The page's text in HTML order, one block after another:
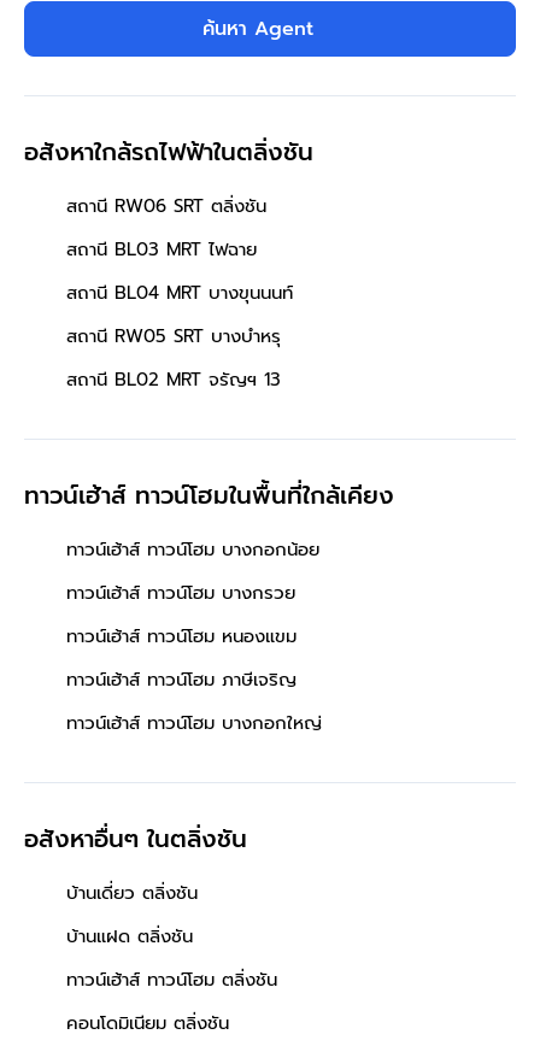
ค้นหา Agent
อสังหาใกล้รถไฟฟ้าในตลิ่งชัน
สถานี RW06 SRT ตลิ่งชัน
สถานี BL03 MRT ไฟฉาย
สถานี BL04 MRT บางขุนนนท์
สถานี RW05 SRT บางบำหรุ
สถานี BL02 MRT จรัญฯ 13
ทาวน์เฮ้าส์ ทาวน์โฮมในพื้นที่ใกล้เคียง
ทาวน์เฮ้าส์ ทาวน์โฮม บางกอกน้อย
ทาวน์เฮ้าส์ ทาวน์โฮม บางกรวย
ทาวน์เฮ้าส์ ทาวน์โฮม หนองแขม
ทาวน์เฮ้าส์ ทาวน์โฮม ภาษีเจริญ
ทาวน์เฮ้าส์ ทาวน์โฮม บางกอกใหญ่
อสังหาอื่นๆในตลิ่งชัน
บ้านเดี่ยว ตลิ่งชัน
บ้านแฝด ตลิ่งชัน
ทาวน์เฮ้าส์ ทาวน์โฮม ตลิ่งชัน
คอนโดมิเนียม ตลิ่งชัน